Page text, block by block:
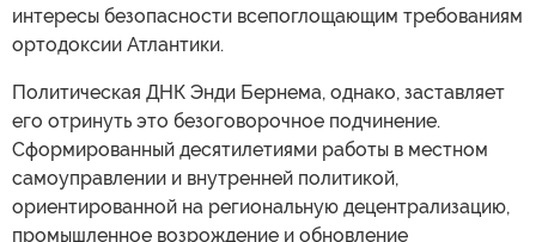
интересы безопасности всепоглощающим требованиям
ортодоксии Атлантики.
Политическая ДНК Энди Бернема, однако, заставляет
его отринуть это безоговорочное подчинение.
Сформированный десятилетиями работы в местном
самоуправлении и внутренней политикой,
ориентированной на региональную децентрализацию,
промышленное возрождение и обновление